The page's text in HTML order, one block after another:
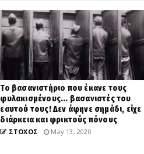
Το βασανιστήριο που έκανε τους
φυλακισμένους... βασανιστές του
εαυτού τους! Δεν άφηνε σημάδι, είχε
διάρκεια και φρικτούς πόνους
ΣΤΟΧΟΣ May 13, 2020